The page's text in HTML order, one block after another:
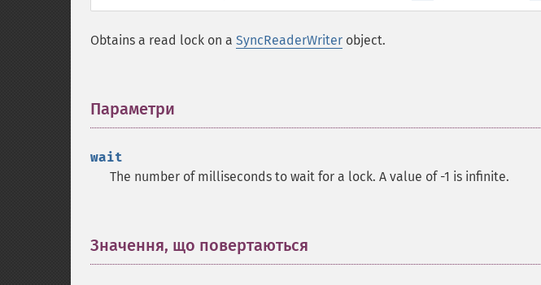
Obtains a read lock on a SyncReaderWriter object.
Параметри
wait
The number of milliseconds to wait for a lock. A value of -1 is infinite.
Значення, що повертаються